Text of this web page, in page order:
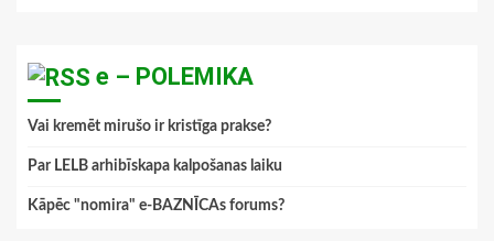
e – POLEMIKA
Vai kremēt mirušo ir kristīga prakse?
Par LELB arhibīskapa kalpošanas laiku
Kāpēc "nomira" e-BAZNĪCAs forums?